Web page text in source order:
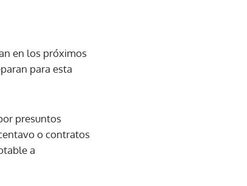
en los próximos
para esta
presuntos
o contratos
a